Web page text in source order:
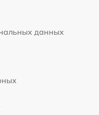
данных